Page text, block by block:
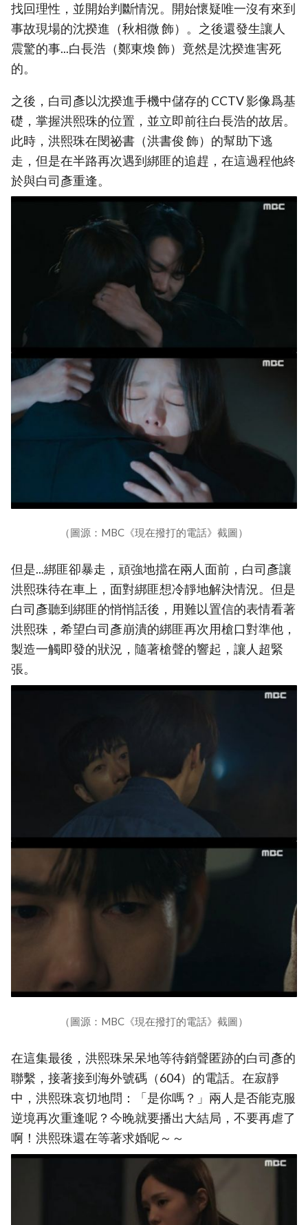
找回理性，並開始判斷情況。開始懷疑唯一沒有來到
事故現場的沈揆進（秋相微 飾）。之後還發生讓人
震驚的事...白長浩（鄭東煥 飾）竟然是沈揆進害死
的。
之後，白司彥以沈揆進手機中儲存的 CCTV 影像爲基
礎，掌握洪熙珠的位置，並立即前往白長浩的故居。
此時，洪熙珠在閔祕書（洪書俊 飾）的幫助下逃
走，但是在半路再次遇到綁匪的追趕，在這過程他終
於與白司彥重逢。
（圖源：MBC《現在撥打的電話》截圖）
但是...綁匪卻暴走，頑強地擋在兩人面前，白司彥讓
洪熙珠待在車上，面對綁匪想冷靜地解決情況。但是
白司彥聽到綁匪的悄悄話後，用難以置信的表情看著
洪熙珠，希望白司彥崩潰的綁匪再次用槍口對準他，
製造一觸即發的狀況，隨著槍聲的響起，讓人超緊
張。
（圖源：MBC《現在撥打的電話》截圖）
在這集最後，洪熙珠呆呆地等待銷聲匿跡的白司彥的
聯繫，接著接到海外號碼（604）的電話。在寂靜
中，洪熙珠哀切地問：「是你嗎？」兩人是否能克服
逆境再次重逢呢？今晚就要播出大結局，不要再虐了
啊！洪熙珠還在等著求婚呢～～